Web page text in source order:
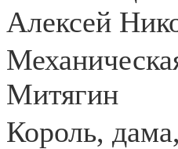
Алексей
Митягин
Король,